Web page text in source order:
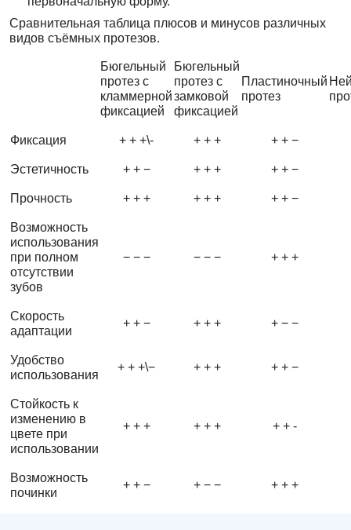
Сравнительная таблица плюсов и минусов различных
видов съёмных протезов.
Бюгельный
протез с
кламмерной
фиксацией
Бюгельный
протез с
замковой
фиксацией
Пластиночный
протез
Фиксация + + +\- + + + + + −
Эстетичность + + − + + + + + −
Прочность + + + + + + + + −
Возможность
использования
при полном
отсутствии
зубов
− − − − − − + + +
Скорость
адаптации
+ + − + + + + − −
Удобство
использования
+ + +\− + + + + + −
Стойкость к
изменению в
цвете при
использовании
+ + + + + + + + -
Возможность
починки
+ + − + − − + + +